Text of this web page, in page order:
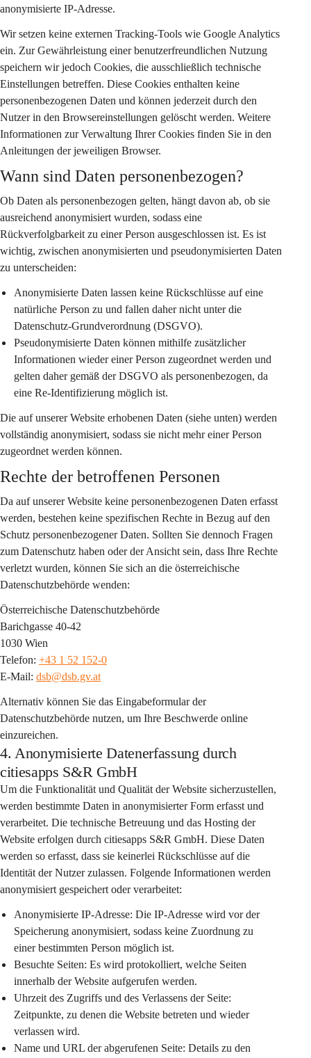
anonymisierte IP-Adresse.
Wir setzen keine externen Tracking-Tools wie Google Analytics
ein. Zur Gewährleistung einer benutzerfreundlichen Nutzung
speichern wir jedoch Cookies, die ausschließlich technische
Einstellungen betreffen. Diese Cookies enthalten keine
personenbezogenen Daten und können jederzeit durch den
Nutzer in den Browsereinstellungen gelöscht werden. Weitere
Informationen zur Verwaltung Ihrer Cookies finden Sie in den
Anleitungen der jeweiligen Browser.
Wann sind Daten personenbezogen?
Ob Daten als personenbezogen gelten, hängt davon ab, ob sie
ausreichend anonymisiert wurden, sodass eine
Rückverfolgbarkeit zu einer Person ausgeschlossen ist. Es ist
wichtig, zwischen anonymisierten und pseudonymisierten Daten
zu unterscheiden:
Anonymisierte Daten lassen keine Rückschlüsse auf eine
natürliche Person zu und fallen daher nicht unter die
Datenschutz-Grundverordnung (DSGVO).
Pseudonymisierte Daten können mithilfe zusätzlicher
Informationen wieder einer Person zugeordnet werden und
gelten daher gemäß der DSGVO als personenbezogen, da
eine Re-Identifizierung möglich ist.
Die auf unserer Website erhobenen Daten (siehe unten) werden
vollständig anonymisiert, sodass sie nicht mehr einer Person
zugeordnet werden können.
Rechte der betroffenen Personen
Da auf unserer Website keine personenbezogenen Daten erfasst
werden, bestehen keine spezifischen Rechte in Bezug auf den
Schutz personenbezogener Daten. Sollten Sie dennoch Fragen
zum Datenschutz haben oder der Ansicht sein, dass Ihre Rechte
verletzt wurden, können Sie sich an die österreichische
Datenschutzbehörde wenden:
Österreichische Datenschutzbehörde
Barichgasse 40-42
1030 Wien
Telefon: +43 1 52 152-0
E-Mail: dsb@dsb.gv.at
Alternativ können Sie das Eingabeformular der
Datenschutzbehörde nutzen, um Ihre Beschwerde online
einzureichen.
4. Anonymisierte Datenerfassung durch
citiesapps S&R GmbH
Um die Funktionalität und Qualität der Website sicherzustellen,
werden bestimmte Daten in anonymisierter Form erfasst und
verarbeitet. Die technische Betreuung und das Hosting der
Website erfolgen durch citiesapps S&R GmbH. Diese Daten
werden so erfasst, dass sie keinerlei Rückschlüsse auf die
Identität der Nutzer zulassen. Folgende Informationen werden
anonymisiert gespeichert oder verarbeitet:
Anonymisierte IP-Adresse: Die IP-Adresse wird vor der
Speicherung anonymisiert, sodass keine Zuordnung zu
einer bestimmten Person möglich ist.
Besuchte Seiten: Es wird protokolliert, welche Seiten
innerhalb der Website aufgerufen werden.
Uhrzeit des Zugriffs und des Verlassens der Seite:
Zeitpunkte, zu denen die Website betreten und wieder
verlassen wird.
Name und URL der abgerufenen Seite: Details zu den